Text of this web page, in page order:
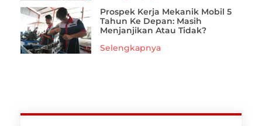
Prospek Kerja Mekanik Mobil 5
Tahun Ke Depan: Masih
Menjanjikan Atau Tidak?
Selengkapnya